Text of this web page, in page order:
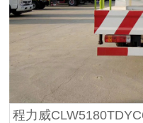
程力威